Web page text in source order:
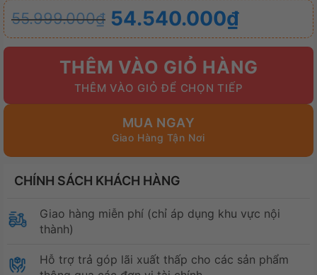
55.999.000₫
Giá
gốc
55.999.000₫.
54.540.000₫
Giá
hiện
54.540.000₫.
THÊM VÀO GIỎ HÀNG
MUA NGAY
CHÍNH SÁCH KHÁCH HÀNG
Giao hàng miễn phí (chỉ áp dụng khu vực nội
thành)
Hỗ trợ trả góp lãi xuất thấp cho các sản phẩm